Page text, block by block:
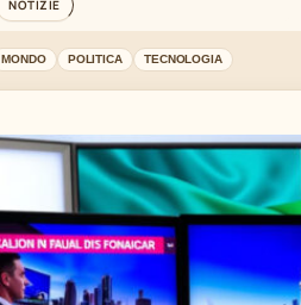
NOTIZIE
MONDO POLITICA TECNOLOGIA